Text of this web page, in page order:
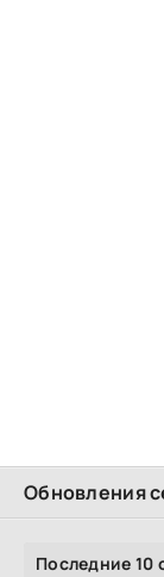
Обновления
Последние 10